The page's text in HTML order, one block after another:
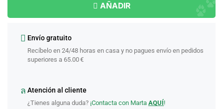
AÑADIR
Envío gratuito
Recíbelo en 24/48 horas en casa y no pagues envío en pedidos
superiores a 65.00 €
Atención al cliente
¿Tienes alguna duda? ¡Contacta con Marta AQUÍ!